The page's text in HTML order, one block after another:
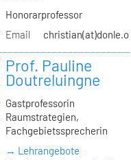
Honorarprofessor
Email
Prof. Pauline
Doutreluingne
Gastprofessorin
Raumstrategien,
Fachgebietssprecherin
→ Lehrangebote